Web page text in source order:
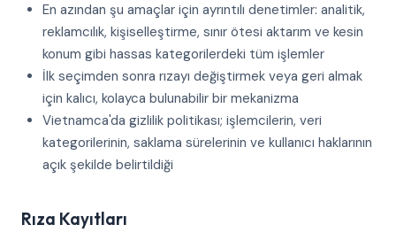
En azından şu amaçlar için ayrıntılı denetimler: analitik,
reklamcılık, kişiselleştirme, sınır ötesi aktarım ve kesin
konum gibi hassas kategorilerdeki tüm işlemler
İlk seçimden sonra rızayı değiştirmek veya geri almak
için kalıcı, kolayca bulunabilir bir mekanizma
Vietnamca'da gizlilik politikası; işlemcilerin, veri
kategorilerinin, saklama sürelerinin ve kullanıcı haklarının
açık şekilde belirtildiği
Rıza Kayıtları